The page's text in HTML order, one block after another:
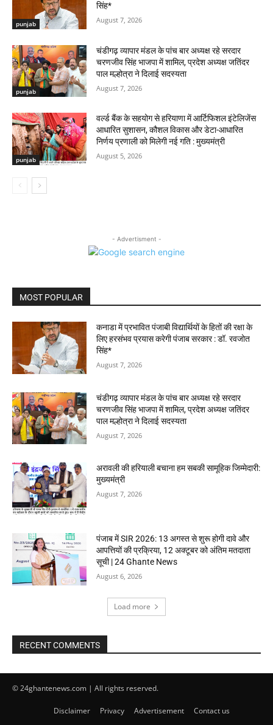
punjab
सिंह*
August 7, 2026
punjab
चंडीगढ़ व्यापार मंडल के पांच बार अध्यक्ष रहे सरदार
चरणजीव सिंह भाजपा में शामिल, प्रदेश अध्यक्ष जतिंदर
पाल मल्होत्रा ने दिलाई सदस्यता
August 7, 2026
punjab
वर्ल्ड बैंक के सहयोग से हरियाणा में आर्टिफिशल इंटेलिजेंस
आधारित सुशासन, कौशल विकास और डेटा-आधारित
निर्णय प्रणाली को मिलेगी नई गति : मुख्यमंत्री
August 5, 2026
- Advertisment -
MOST POPULAR
कनाडा में प्रभावित पंजाबी विद्यार्थियों के हितों की रक्षा के
लिए हरसंभव प्रयास करेगी पंजाब सरकार : डॉ. रवजोत
सिंह*
August 7, 2026
चंडीगढ़ व्यापार मंडल के पांच बार अध्यक्ष रहे सरदार
चरणजीव सिंह भाजपा में शामिल, प्रदेश अध्यक्ष जतिंदर
पाल मल्होत्रा ने दिलाई सदस्यता
August 7, 2026
अरावली की हरियाली बचाना हम सबकी सामूहिक जिम्मेदारी:
मुख्यमंत्री
August 7, 2026
पंजाब में SIR 2026: 13 अगस्त से शुरू होगी दावे और
आपत्तियों की प्रक्रिया, 12 अक्टूबर को अंतिम मतदाता
सूची | 24 Ghante News
August 6, 2026
Load more
RECENT COMMENTS
© 24ghantenews.com | All rights reserved.
Disclaimer Privacy Advertisement Contact us